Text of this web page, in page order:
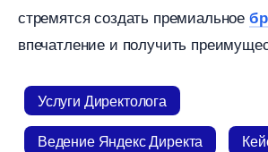
стремятся создать премиальное
печатление и получить
Услуги Директолога
едение Яндекс Директа